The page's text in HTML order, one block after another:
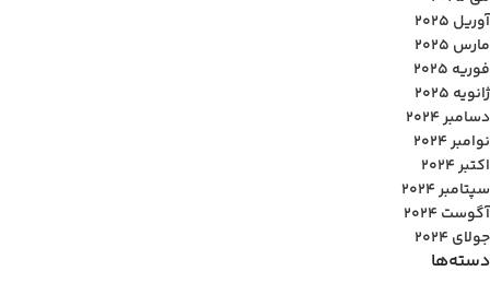
آوریل 2025
مارس 2025
فوریه 2025
ژانویه 2025
دسامبر 2024
نوامبر 2024
اکتبر 2024
سپتامبر 2024
آگوست 2024
جولای 2024
دسته‌ها